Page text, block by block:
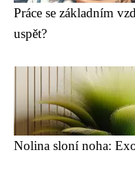
Práce se základním
uspět?
Nolina sloní noha: